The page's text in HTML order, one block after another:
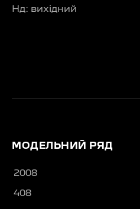
Нд: вихідний
МОДЕЛЬНИЙ РЯД
2008
408